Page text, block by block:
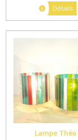
Détails
Lampe Théo